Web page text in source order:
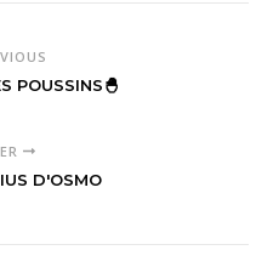
POUSSINS🐣
D'OSMO